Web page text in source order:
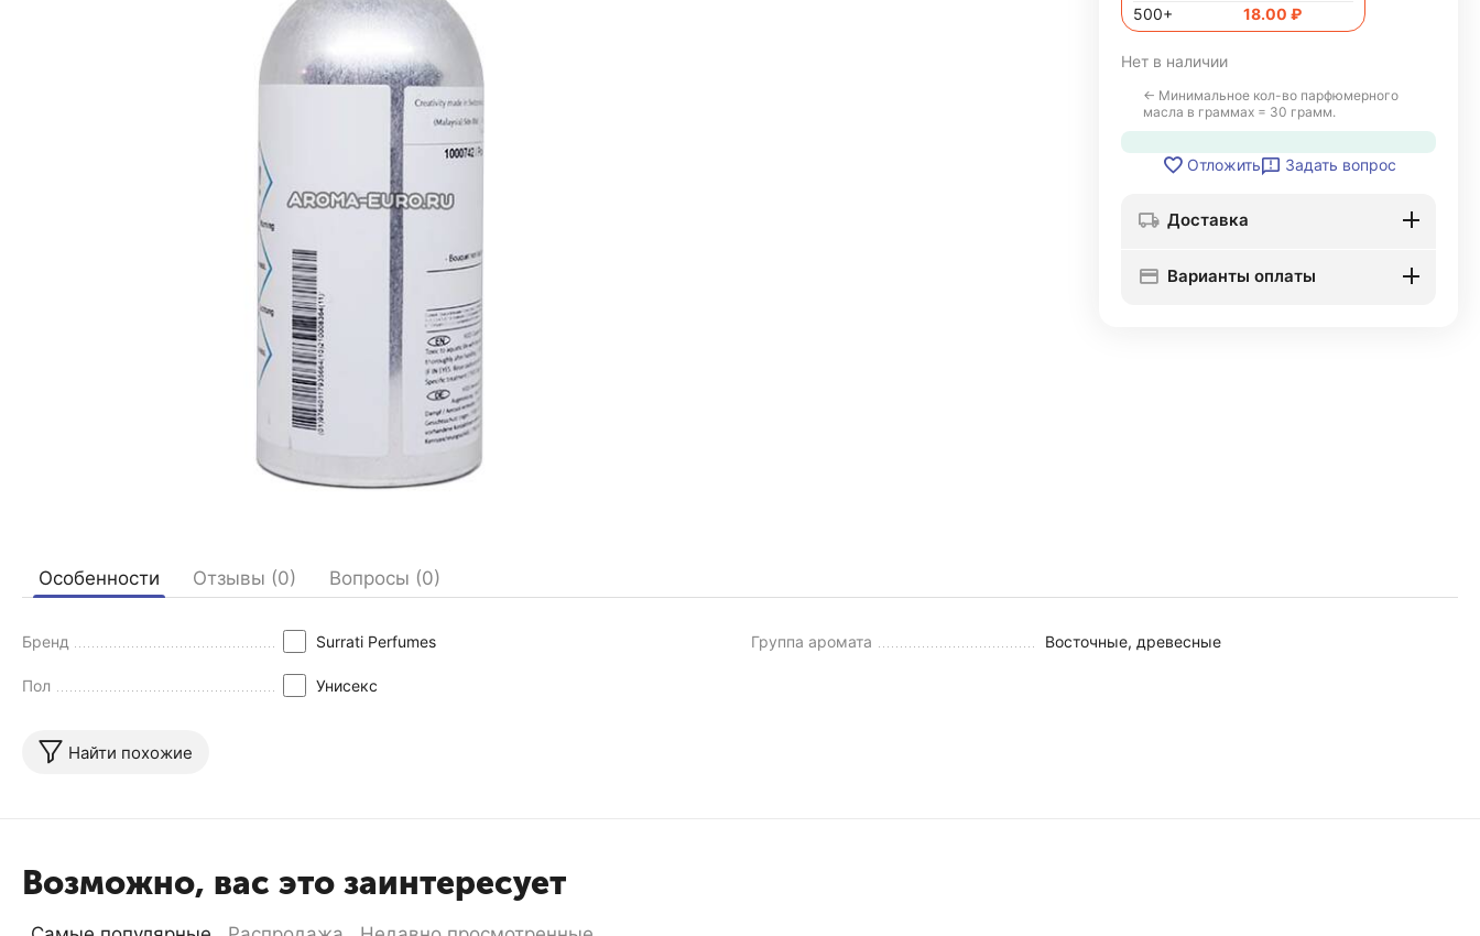
500+
18.00 ₽
Нет в наличии
← Минимальное кол-во парфюмерного
масла в граммах = 30 грамм.
Отложить Задать вопрос
Доставка
Варианты оплаты
Особенности Отзывы (0) Вопросы (0)
Бренд Surrati Perfumes
Пол Унисекс
Группа аромата Восточные, древесные
Найти похожие
Возможно, вас это заинтересует